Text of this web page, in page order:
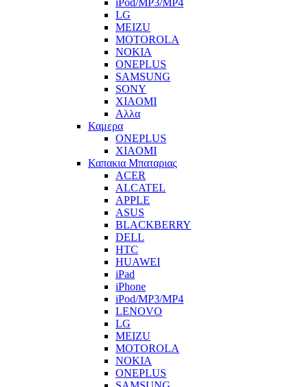
LG
MEIZU
MOTOROLA
NOKIA
ONEPLUS
SAMSUNG
SONY
XIAOMI
Αλλα
Καμερα
ONEPLUS
XIAOMI
Καπακια Μπαταριας
ACER
ALCATEL
APPLE
ASUS
BLACKBERRY
DELL
HTC
HUAWEI
iPad
iPhone
iPod/MP3/MP4
LENOVO
LG
MEIZU
MOTOROLA
NOKIA
ONEPLUS